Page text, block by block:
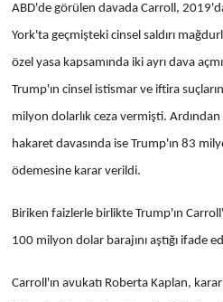
ABD'de görülen davada Carroll,
York'ta geçmişteki cinsel saldırı
özel yasa kapsamında iki ayrı dava
Trump'ın cinsel istismar ve iftira
milyon dolarlık ceza vermişti.
hakaret davasında ise Trump'ın 83
ödemesine karar verildi.
Biriken faizlerle birlikte Trump'ın
100 milyon dolar barajını aştığı ifade
Carroll'ın avukatı Roberta Kaplan,